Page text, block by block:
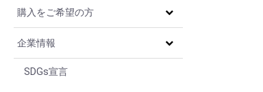
購入をご希望の方
企業情報
SDGs宣言